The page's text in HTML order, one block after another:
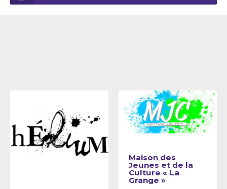
Maison des
Jeunes et de la
Culture « La
Grange »